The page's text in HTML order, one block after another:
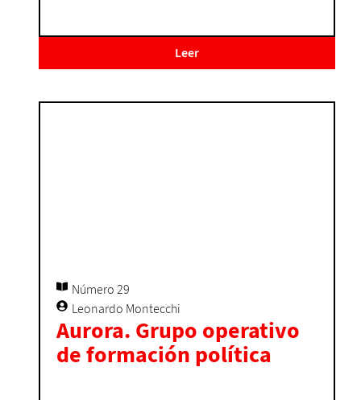
Leer
Número 29
Leonardo Montecchi
Aurora. Grupo operativo
de formación política